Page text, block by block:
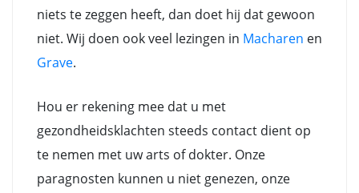
niets te zeggen heeft, dan doet hij dat gewoon
niet. Wij doen ook veel lezingen in Macharen en
Grave.
Hou er rekening mee dat u met
gezondheidsklachten steeds contact dient op
te nemen met uw arts of dokter. Onze
paragnosten kunnen u niet genezen, onze